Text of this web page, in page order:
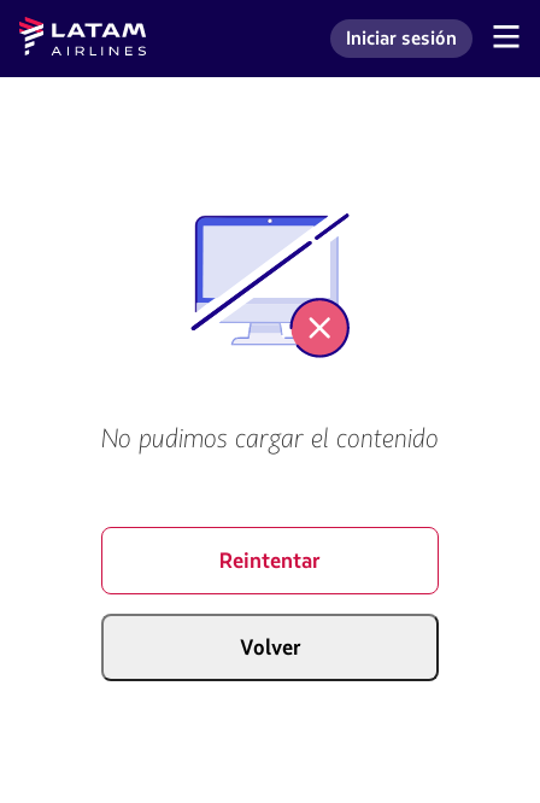
Saltar
menú.
Saltar al
contenido
principal.
Navegación
Latam
Airlines
Ingresar a mi cuenta
Iniciar sesión
No pudimos cargar el contenido
Reintentar
Volver